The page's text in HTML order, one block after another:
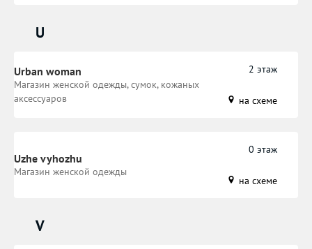
U
Urban woman
Магазин женской одежды, сумок, кожаных
аксессуаров
2 этаж
на схеме
Uzhe vyhozhu
​Магазин женской одежды
0 этаж
на схеме
V